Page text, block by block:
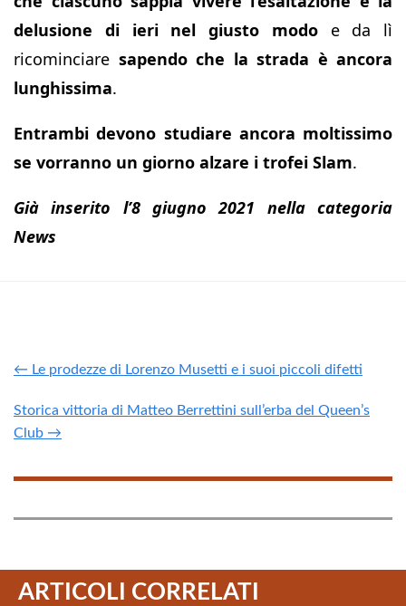
delusione di ieri nel giusto modoe da lì
ricominciare sapendo che la strada è ancora
lunghissima.
Entrambi devono studiare ancora moltissimo
se vorranno un giorno alzare i trofei Slam.
Già inserito l’8 giugno 2021 nella categoria
News
← Le prodezze di Lorenzo Musetti e i suoi piccoli difetti
Storica vittoria di Matteo Berrettini sull’erba del Queen’s
Club →
ARTICOLI CORRELATI